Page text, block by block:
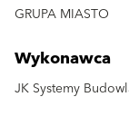
GRUPA MIASTO
Wykonawca
JK Systemy